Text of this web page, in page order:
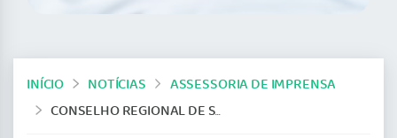
INÍCIO NOTÍCIAS
ASSESSORIA DE IMPRENSA
CONSELHO REGIONAL DE SANTA CATARINA PROMOVE FÓRUM DE ÉTICA MÉDICA NOS DIAS 5 E 6